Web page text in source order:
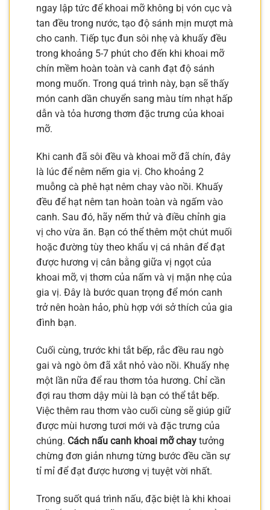
ngay lập tức để khoai mỡ không bị vón cục và
tan đều trong nước, tạo độ sánh mịn mượt mà
cho canh. Tiếp tục đun sôi nhẹ và khuấy đều
trong khoảng 5-7 phút cho đến khi khoai mỡ
chín mềm hoàn toàn và canh đạt độ sánh
mong muốn. Trong quá trình này, bạn sẽ thấy
món canh dần chuyển sang màu tím nhạt hấp
dẫn và tỏa hương thơm đặc trưng của khoai
mỡ.
Khi canh đã sôi đều và khoai mỡ đã chín, đây
là lúc để nêm nếm gia vị. Cho khoảng 2
muỗng cà phê hạt nêm chay vào nồi. Khuấy
đều để hạt nêm tan hoàn toàn và ngấm vào
canh. Sau đó, hãy nếm thử và điều chỉnh gia
vị cho vừa ăn. Bạn có thể thêm một chút muối
hoặc đường tùy theo khẩu vị cá nhân để đạt
được hương vị cân bằng giữa vị ngọt của
khoai mỡ, vị thơm của nấm và vị mặn nhẹ của
gia vị. Đây là bước quan trọng để món canh
trở nên hoàn hảo, phù hợp với sở thích của gia
đình bạn.
Cuối cùng, trước khi tắt bếp, rắc đều rau ngò
gai và ngò ôm đã xắt nhỏ vào nồi. Khuấy nhẹ
một lần nữa để rau thơm tỏa hương. Chỉ cần
đợi rau thơm dậy mùi là bạn có thể tắt bếp.
Việc thêm rau thơm vào cuối cùng sẽ giúp giữ
được mùi hương tươi mới và đặc trưng của
chúng. Cách nấu canh khoai mỡ chay tưởng
chừng đơn giản nhưng từng bước đều cần sự
tỉ mỉ để đạt được hương vị tuyệt vời nhất.
Trong suốt quá trình nấu, đặc biệt là khi khoai